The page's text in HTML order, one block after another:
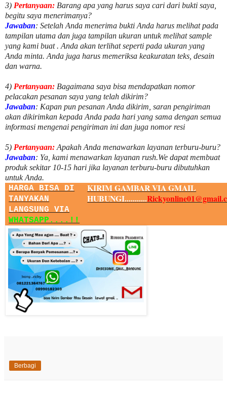
3) Pertanyaan: Barang apa yang harus saya cari dari bukti saya,
begitu saya menerimanya?
Jawaban: Setelah Anda menerima bukti Anda harus melihat pada
tampilan utama dan juga tampilan ukuran untuk melihatsample
yang kami buat . Anda akan terlihat seperti pada ukuran yang
Anda minta. Anda juga harus memeriksa keakuratan teks, desain
dan warna.
4) Pertanyaan: Bagaimana saya bisa mendapatkan nomor
pelacakan pesanan saya yang telah dikirim?
Jawaban: Kapan pun pesanan Anda dikirim, saran pengiriman
akan dikirimkan kepada Anda pada hari yang sama dengan semua
informasi mengenai pengiriman ini dan juga nomorresi
5) Pertanyaan: Apakah Anda menawarkan layanan terburu-buru?
Jawaban: Ya, kami menawarkan layanan rush.We dapat membuat
produk sekitar 10-15 hari jika layanan terburu-buru dibutuhkan
untuk Anda.
HARGA BISA DI
TANYAKAN
LANGSUNG VIA
WHATSAPP....!!
KIRIM GAMBAR VIA GMAIL
HUBUNGI...........
Berbagi